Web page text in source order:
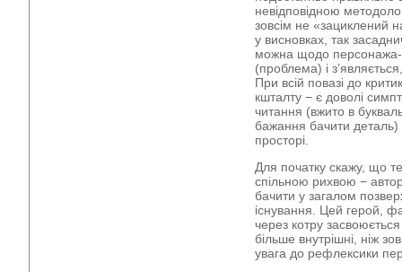
невідповідною
зовсім не «зациклений
у висновках, так
можна щодо
(проблема) і
При всій повазі до
кшталту − є доволі
читання (вжито в
бажання бачити деталь)
просторі.
Для початку скажу, що
спільною рихвою −
бачити у загалом
існування. Цей герой,
через котру
більше внутрішні, ніж
увага до рефлексики